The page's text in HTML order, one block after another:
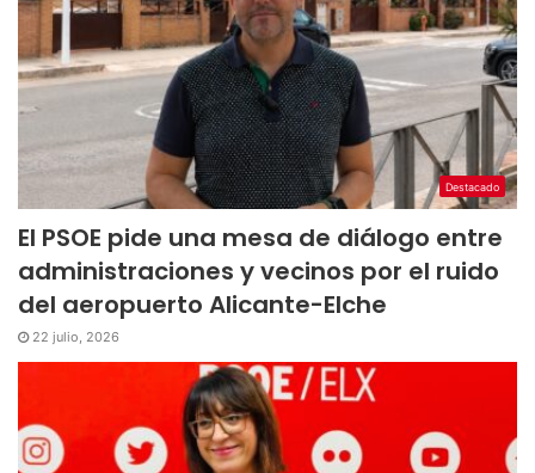
Destacado
El PSOE pide una mesa de diálogo entre
administraciones y vecinos por el ruido
del aeropuerto Alicante-Elche
22 julio, 2026